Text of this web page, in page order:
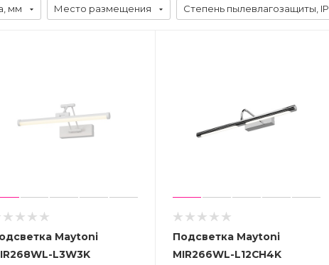
мм Место размещения Степень пылевлагозащиты, IP
Maytoni
L3W3K
Подсветка Maytoni
MIR266WL-L12CH4K